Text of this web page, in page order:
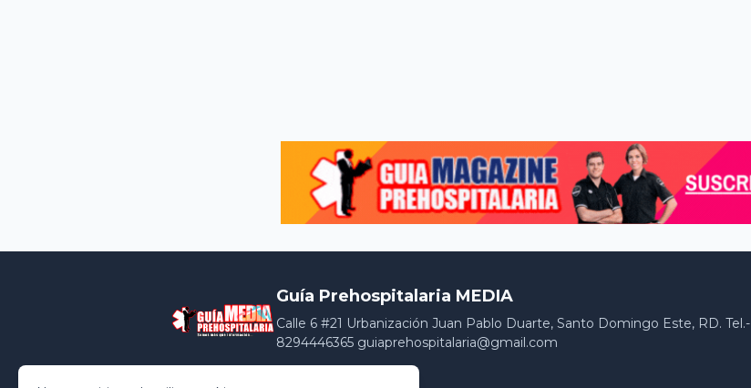
Guía Prehospitalaria MEDIA
Calle 6 #21 Urbanización Juan Pablo Duarte, Santo Domingo Este, RD. Tel.-
8294446365 guiaprehospitalaria@gmail.com